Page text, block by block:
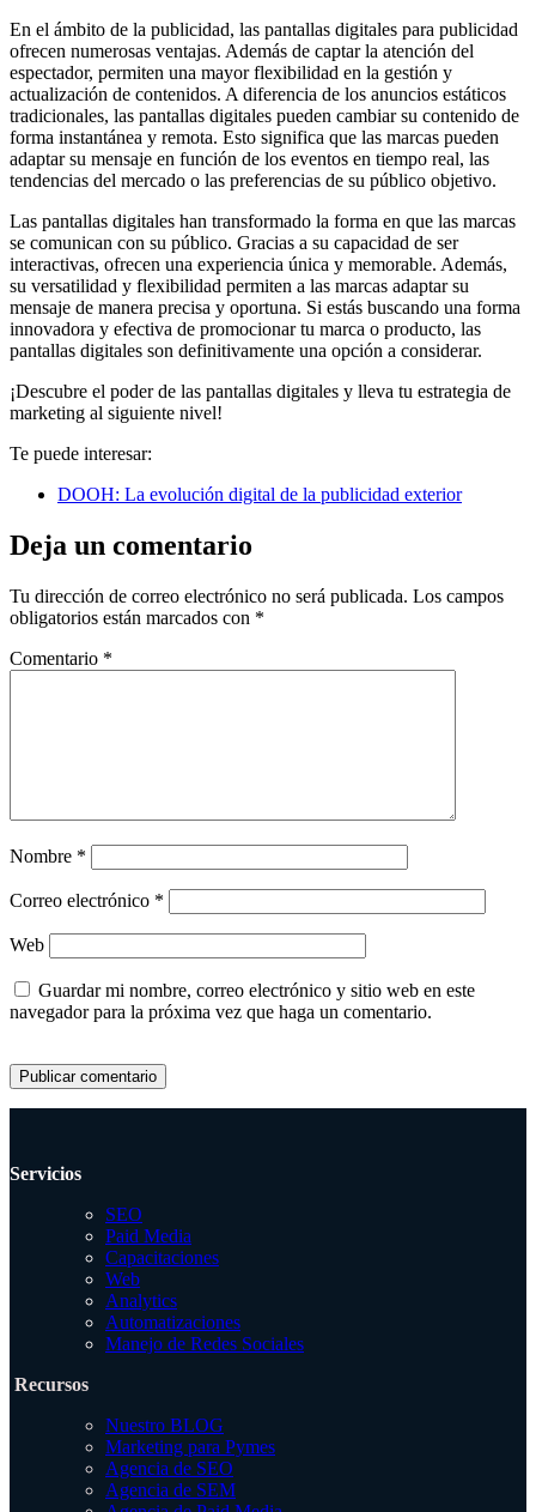
En el ámbito de la publicidad, las pantallas digitales para publicidad
ofrecen numerosas ventajas. Además de captar la atención del
espectador, permiten una mayor flexibilidad en la gestión y
actualización de contenidos. A diferencia de los anuncios estáticos
tradicionales, las pantallas digitales pueden cambiar su contenido de
forma instantánea y remota. Esto significa que las marcas pueden
adaptar su mensaje en función de los eventos en tiempo real, las
tendencias del mercado o las preferencias de su público objetivo.
Las pantallas digitales han transformado la forma en que las marcas
se comunican con su público. Gracias a su capacidad de ser
interactivas, ofrecen una experiencia única y memorable. Además,
su versatilidad y flexibilidad permiten a las marcas adaptar su
mensaje de manera precisa y oportuna. Si estás buscando una forma
innovadora y efectiva de promocionar tu marca o producto, las
pantallas digitales son definitivamente una opción a considerar.
¡Descubre el poder de las pantallas digitales y lleva tu estrategia de
marketing al siguiente nivel!
Te puede interesar:
DOOH: La evolución digital de la publicidad exterior
Deja un comentario
Tu dirección de correo electrónico no será publicada. Los campos
obligatorios están marcados con *
Comentario *
Nombre *
Correo electrónico *
Web
Guardar mi nombre, correo electrónico y sitio web en este
navegador para la próxima vez que haga un comentario.
Servicios
SEO
Paid Media
Capacitaciones
Web
Analytics
Automatizaciones
Manejo de Redes Sociales
Recursos
Nuestro BLOG
Marketing para Pymes
Agencia de SEO
Agencia de SEM